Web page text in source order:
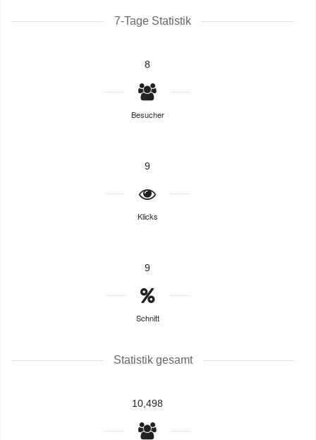
7-Tage Statistik
8
Besucher
9
Klicks
9
Schnitt
Statistik gesamt
10,498